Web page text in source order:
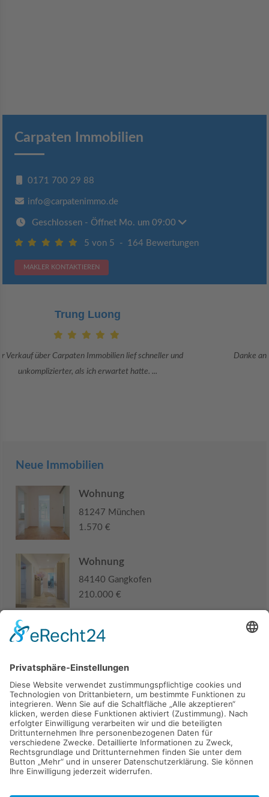
Carpaten Immobilien
0171 700 29 88
info@carpatenimmo.de
Geschlossen - Öffnet Mo. um 09:00
5 von 5 - 164 Bewertungen
MAKLER KONTAKTIEREN
Claudia Bergrath
Danke an Carpaten Immobilien und besonders an Frau Adriana Sarca.
Sie war viele Monate mehr als ...
Neue Immobilien
Wohnung
81247 München
1.570 €
Wohnung
84140 Gangkofen
210.000 €
Haus
285.000 €
Kaufen Verkaufen Mieten Vermieten
Kontakt Impressum